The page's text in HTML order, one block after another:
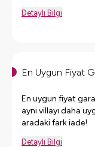
Detaylı Bilgi
En Uygun Fiyat
En uygun fiyat
aynı villayı daha
aradaki fark iade!
Detaylı Bilgi